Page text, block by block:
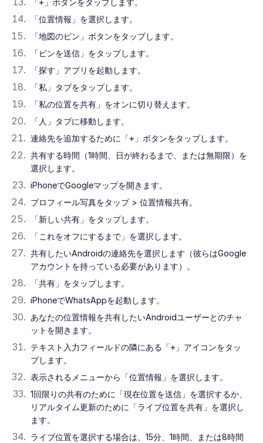
「+」ボタンをタップします。
「位置情報」を選択します。
「地図のピン」ボタンをタップします。
「ピンを送信」をタップします。
「探す」アプリを起動します。
「私」タブをタップします。
「私の位置を共有」をオンに切り替えます。
「人」タブに移動します。
連絡先を追加するために「+」ボタンをタップします。
共有する時間（1時間、日が終わるまで、または無期限）を
選択します。
iPhoneでGoogleマップを開きます。
プロフィール写真をタップ > 位置情報共有。
「新しい共有」をタップします。
「これをオフにするまで」を選択します。
共有したいAndroidの連絡先を選択します（彼らはGoogle
アカウントを持っている必要があります）。
「共有」をタップします。
iPhoneでWhatsAppを起動します。
あなたの位置情報を共有したいAndroidユーザーとのチャ
ットを開きます。
テキスト入力フィールドの隣にある「+」アイコンをタッ
プします。
表示されるメニューから「位置情報」を選択します。
1回限りの共有のために「現在位置を送信」を選択するか、
リアルタイム更新のために「ライブ位置を共有」を選択し
ます。
ライブ位置を選択する場合は、15分、1時間、または8時間